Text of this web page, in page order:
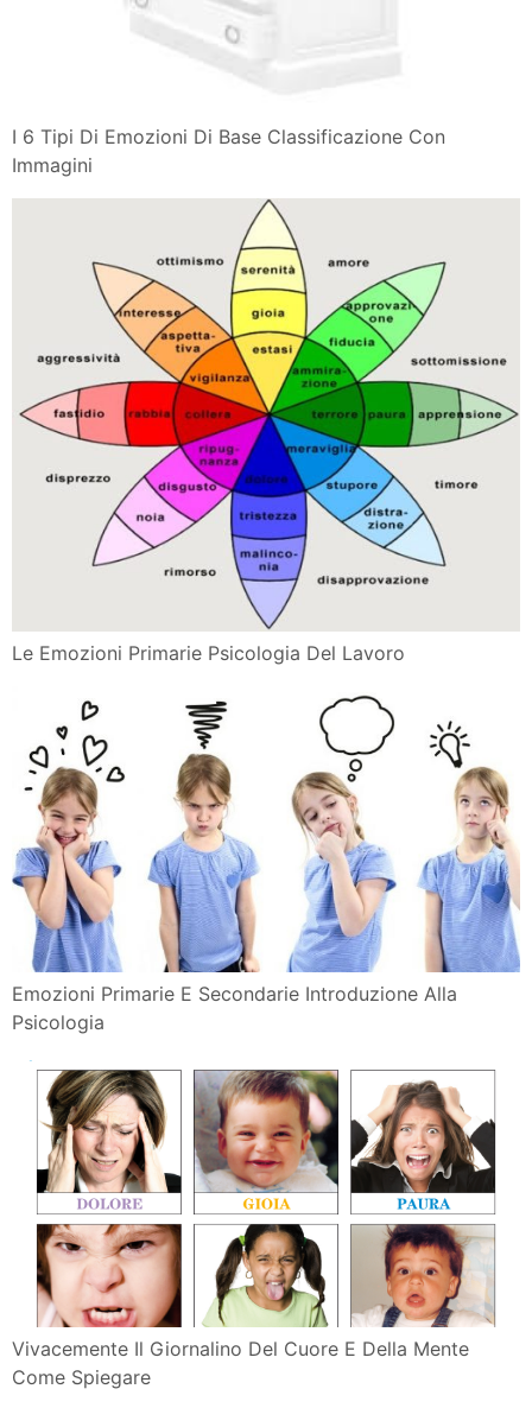
I 6 Tipi Di Emozioni Di Base Classificazione Con
Immagini
Le Emozioni Primarie Psicologia Del Lavoro
Emozioni Primarie E Secondarie Introduzione Alla
Psicologia
Vivacemente Il Giornalino Del Cuore E Della Mente
Come Spiegare